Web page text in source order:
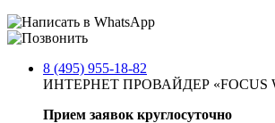
8 (495) 955-18-82
ИНТЕРНЕТ ПРОВАЙДЕР «FOCUS
Прием заявок круглосуточно